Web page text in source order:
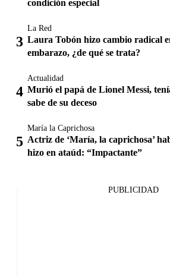
condición especial
La Red
Laura Tobón hizo cambio radical
embarazo, ¿de qué se trata?
Actualidad
Murió el papá de Lionel Messi,
sabe de su deceso
María la Caprichosa
Actriz de ‘María, la caprichosa’
hizo en ataúd: “Impactante”
PUBLICIDAD